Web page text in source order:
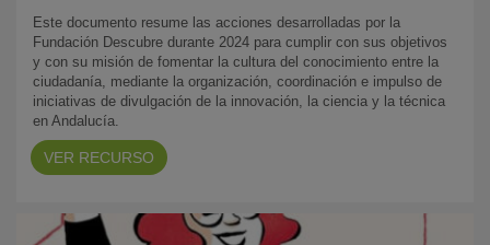
Este documento resume las acciones desarrolladas por la
Fundación Descubre durante 2024 para cumplir con sus objetivos
y con su misión de fomentar la cultura del conocimiento entre la
ciudadanía, mediante la organización, coordinación e impulso de
iniciativas de divulgación de la innovación, la ciencia y la técnica
en Andalucía.
VER RECURSO